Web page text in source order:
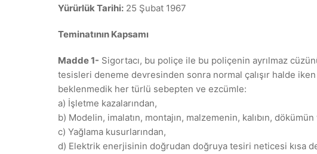
Yürürlük Tarihi: 25 Şubat 1967
Teminatının Kapsamı
Madde 1- Sigortacı, bu poliçe ile bu poliçenin ayrılmaz
tesisleri deneme devresinden sonra normal çalışır halde
beklenmedik her türlü sebepten ve ezcümle:
a) İşletme kazalarından,
b) Modelin, imalatın, montajın, malzemenin, kalıbın,
c) Yağlama kusurlarından,
d) Elektrik enerjisinin doğrudan doğruya tesiri neticesi kısa